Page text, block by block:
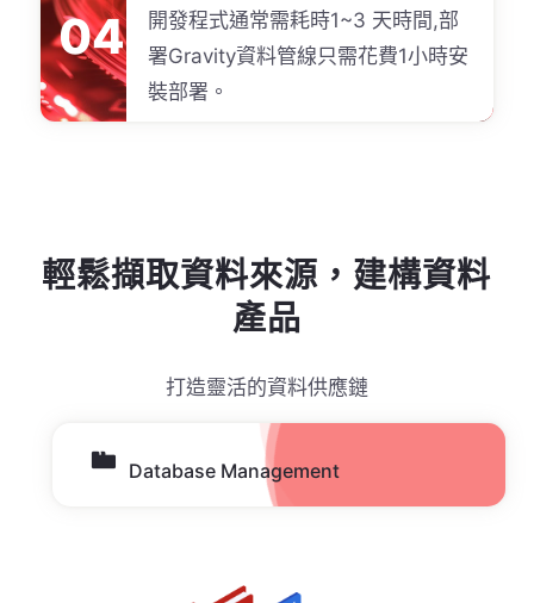
04
開發程式通常需耗時1~3 天時間,部
署Gravity資料管線只需花費1小時安
裝部署。
輕鬆擷取資料來源，建構資料
產品
打造靈活的資料供應鏈
Database Management